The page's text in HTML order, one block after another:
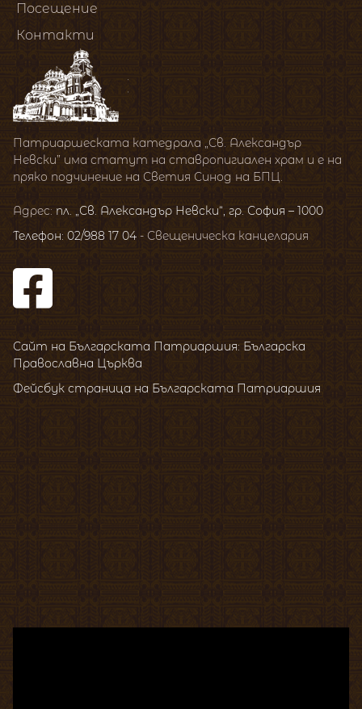
Посещение
Контакти
Патриаршеската катедрала „Св. Александър
Невски” има статут на ставропигиален храм и е на
пряко подчинение на Светия Синод на БПЦ.
Адрес: пл. „Св. Александър Невски“, гр. София – 1000
Телефон: 02/988 17 04 - Свещеническа канцелария
Сайт на Българската Патриаршия: Българска
Православна Църква
Фейсбук страница на Българската Патриаршия